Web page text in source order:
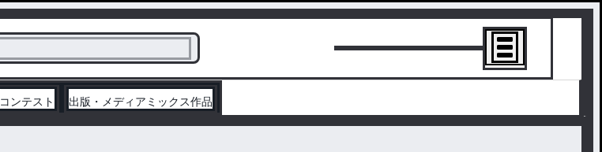
コンテスト 出版・メディアミックス作品